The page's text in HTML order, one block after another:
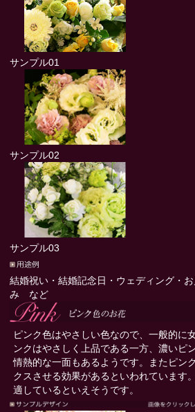
サンプル01
サンプル02
サンプル03
結婚祝い・結婚記念日・ウェディング・
み など
ピンク色はやさしい色なので、一般的に
ンクはやさしく上品である一方、濃いピ
情熱的な一面もあるようです。またピン
クスさせる効果があるといわれています
適しているといえそうです。